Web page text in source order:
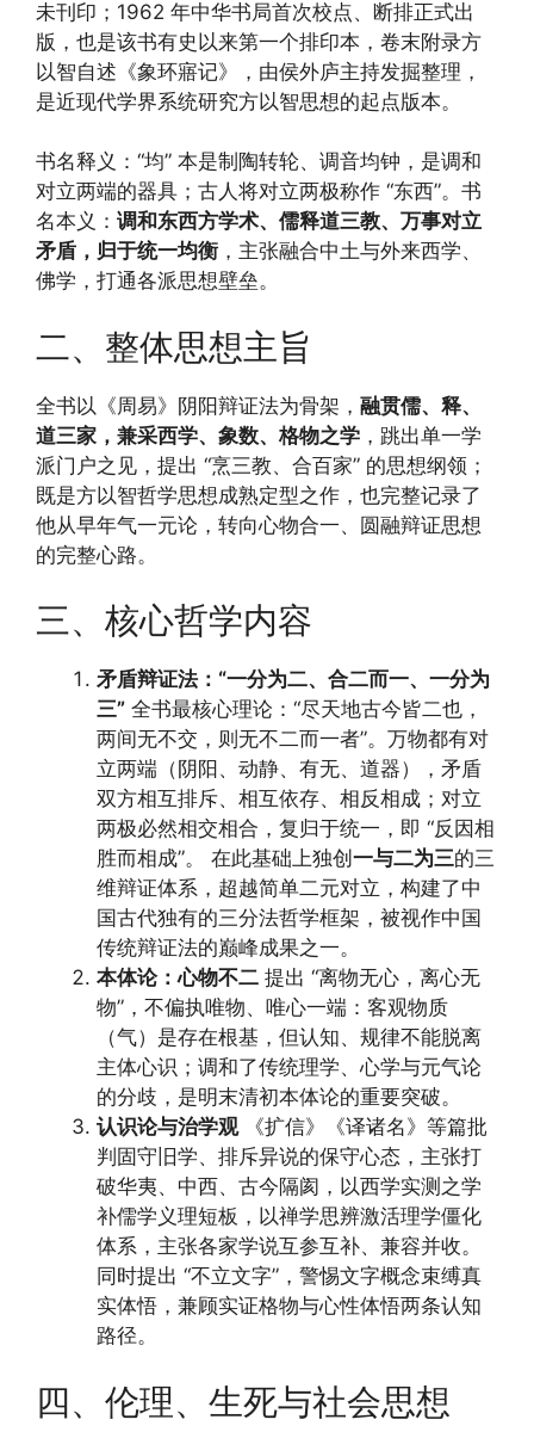
未刊印；1962 年中华书局首次校点、断排正式出
版，也是该书有史以来第一个排印本，卷末附录方
以智自述《象环寤记》，由侯外庐主持发掘整理，
是近现代学界系统研究方以智思想的起点版本。
书名释义：“均” 本是制陶转轮、调音均钟，是调和
对立两端的器具；古人将对立两极称作 “东西”。书
名本义： 调和东西方学术、儒释道三教、万事对立
矛盾，归于统一均衡 ，主张融合中土与外来西学、
佛学，打通各派思想壁垒。
二、整体思想主旨
全书以《周易》阴阳辩证法为骨架， 融贯儒、释、
道三家，兼采西学、象数、格物之学 ，跳出单一学
派门户之见，提出 “烹三教、合百家” 的思想纲领；
既是方以智哲学思想成熟定型之作，也完整记录了
他从早年气一元论，转向心物合一、圆融辩证思想
的完整心路。
三、核心哲学内容
矛盾辩证法：“一分为二、合二而一、一分为
三” 全书最核心理论：“尽天地古今皆二也，
两间无不交，则无不二而一者”。万物都有对
立两端（阴阳、动静、有无、道器），矛盾
双方相互排斥、相互依存、相反相成；对立
两极必然相交相合，复归于统一，即 “反因相
胜而相成”。 在此基础上独创 一与二为三的三
维辩证体系，超越简单二元对立，构建了中
国古代独有的三分法哲学框架，被视作中国
传统辩证法的巅峰成果之一。
本体论：心物不二 提出 “离物无心，离心无
物”，不偏执唯物、唯心一端：客观物质
（气）是存在根基，但认知、规律不能脱离
主体心识；调和了传统理学、心学与元气论
的分歧，是明末清初本体论的重要突破。
认识论与治学观《扩信》《译诸名》等篇批
判固守旧学、排斥异说的保守心态，主张打
破华夷、中西、古今隔阂，以西学实测之学
补儒学义理短板，以禅学思辨激活理学僵化
体系，主张各家学说互参互补、兼容并收。
同时提出 “不立文字”，警惕文字概念束缚真
实体悟，兼顾实证格物与心性体悟两条认知
路径。
四、伦理、生死与社会思想